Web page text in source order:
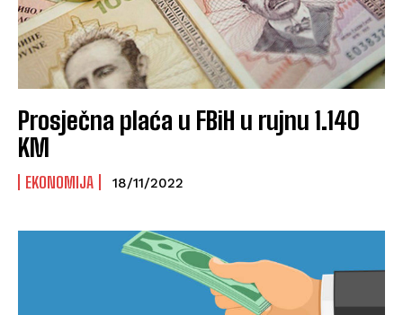
Prosječna plaća u FBiH u rujnu 1.140
KM
EKONOMIJA 18/11/2022